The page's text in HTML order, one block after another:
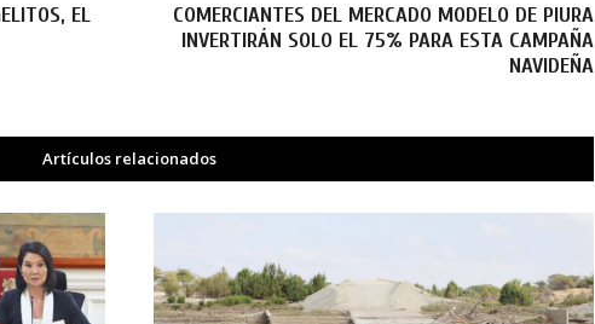
EL
COMERCIANTES DEL MERCADO MODELO DE PIURA
INVERTIRÁN SOLO EL 75% PARA ESTA CAMPAÑA
NAVIDEÑA
Artículos relacionados